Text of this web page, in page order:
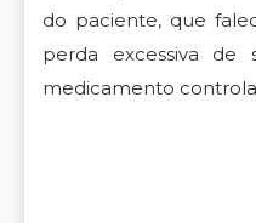
do paciente, que
perda excessiva de
medicamento